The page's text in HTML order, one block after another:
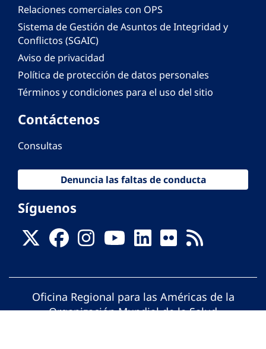
Relaciones comerciales con OPS
Sistema de Gestión de Asuntos de Integridad y
Conflictos (SGAIC)
Aviso de privacidad
Política de protección de datos personales
Términos y condiciones para el uso del sitio
Contáctenos
Consultas
Denuncia las faltas de conducta
Síguenos
Oficina Regional para las Américas de la
Organización Mundial de la Salud